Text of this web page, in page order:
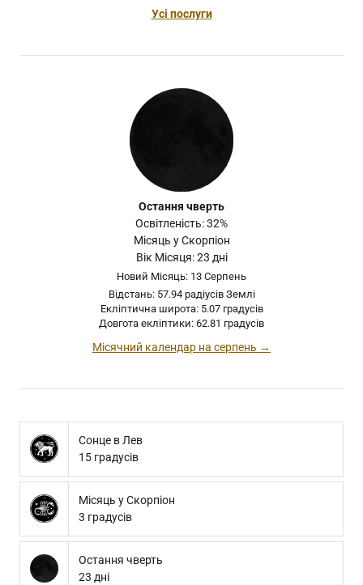
Усі послуги
Остання чверть
Освітленість: 32%
Місяць у Скорпіон
Вік Місяця: 23 дні
Новий Місяць: 13 Серпень
Відстань: 57.94 радіусів Землі
Екліптична широта: 5.07 градусів
Довгота екліптики: 62.81 градусів
Місячний календар на серпень →
Сонце в Лев
15 градусів
Місяць у Скорпіон
3 градусів
Остання чверть
23 дні